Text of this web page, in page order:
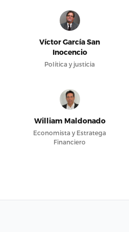
Víctor García San
Inocencio
Política y justicia
William Maldonado
Economista y Estratega
Financiero